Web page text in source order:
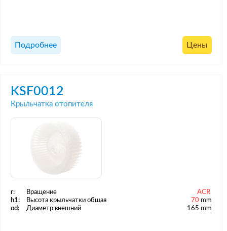
Подробнее Цены
KSF0012
Крыльчатка отопителя
r: Вращение
ACR
h1:
Высота крыльчатки общая 70 mm
od:
Диаметр внешний 165 mm